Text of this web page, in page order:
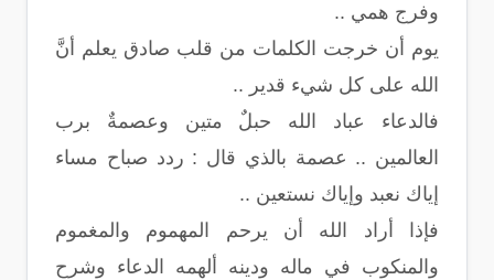
وفرج همي ..
يوم أن خرجت الكلمات من قلب صادق يعلم أنَّ
الله على كل شيء قدير ..
فالدعاء عباد الله حبلٌ متين وعصمةٌ برب
العالمين .. عصمة بالذي قال : ردد صباح مساء
إياك نعبد وإياك نستعين ..
فإذا أراد الله أن يرحم المهموم والمغموم
والمنكوب في ماله ودينه ألهمه الدعاء وشرح